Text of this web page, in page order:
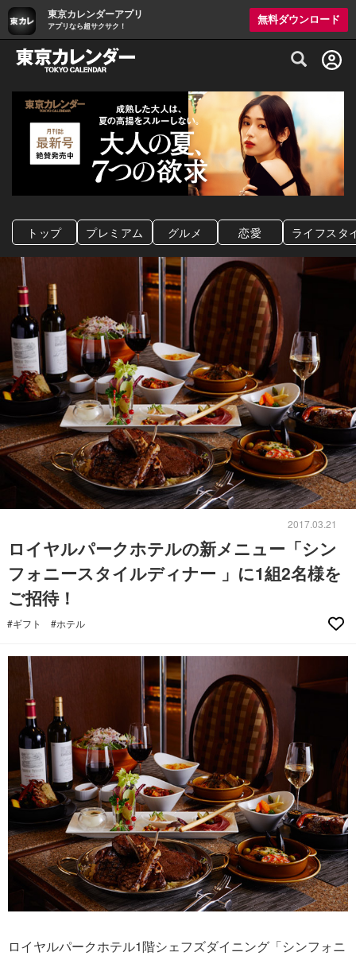
東京カレンダーアプリ
アプリなら超サクサク！
無料ダウンロード
グルメ情報・プレミアムレストラン予約
トップ プレミアム グルメ 恋愛 ライフスタ
2017.03.21
ロイヤルパークホテルの新メニュー「シン
フォニースタイルディナー 」に1組2名様を
ご招待！
#ギフト #ホテル
ロイヤルパークホテル1階シェフズダイニング「シンフォニ